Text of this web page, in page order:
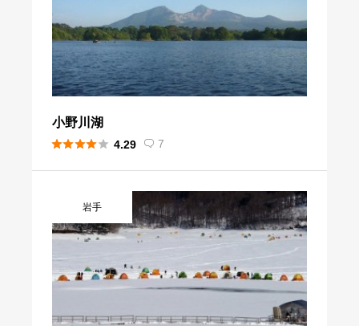
小野川湖
 4.29  7
岩手